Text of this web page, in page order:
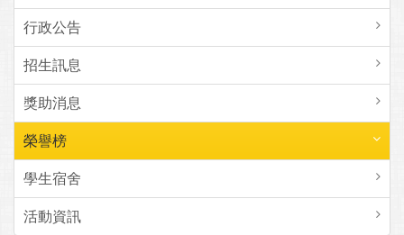
行政公告
招生訊息
獎助消息
榮譽榜
學生宿舍
活動資訊